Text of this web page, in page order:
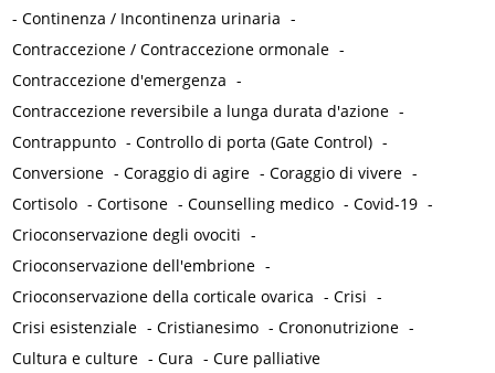
-Continenza / Incontinenza urinaria -
Contraccezione / Contraccezione ormonale -
Contraccezione d'emergenza -
Contraccezione reversibile a lunga durata d'azione -
Contrappunto -Controllo di porta (Gate Control) -
Conversione -Coraggio di agire -Coraggio di vivere -
Cortisolo -Cortisone -Counselling medico -Covid-19 -
Crioconservazione degli ovociti -
Crioconservazione dell'embrione -
Crioconservazione della corticale ovarica -Crisi -
Crisi esistenziale -Cristianesimo -Crononutrizione -
Cultura e culture -Cura -Cure palliative